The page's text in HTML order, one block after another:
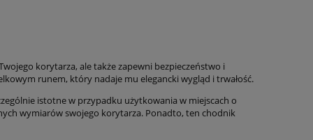
korytarza, ale także zapewni bezpieczeństwo i
runem, który nadaje mu elegancki wygląd i trwałość.
istotne w przypadku użytkowania w miejscach o
wymiarów swojego korytarza. Ponadto, ten chodnik